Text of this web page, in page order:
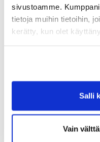
sivustoamme.
tietoja muihin tietoihin,
kerätty, kun olet
Salli
Vain